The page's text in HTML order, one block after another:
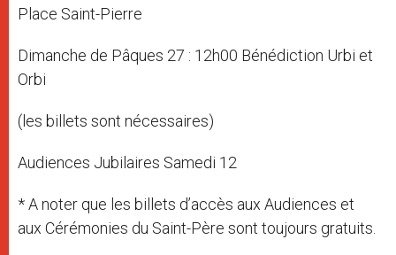
Place Saint-Pierre
Dimanche de Pâques 27 : 12h00 Bénédiction Urbi et
Orbi
(les billets sont nécessaires)
Audiences Jubilaires Samedi 12
* A noter que les billets d’accès aux Audiences et
aux Cérémonies du Saint-Père sont toujours gratuits.